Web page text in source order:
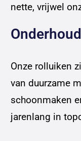
nette, vrijwel
Onze rolluiken
van duurzame
schoonmaken
jarenlang in